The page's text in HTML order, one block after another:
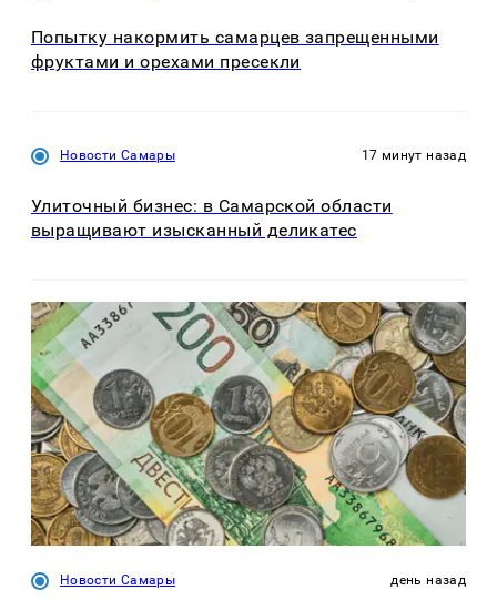
Попытку накормить самарцев запрещенными
фруктами и орехами пресекли
Новости Самары 17 минут назад
Улиточный бизнес: в Самарской области
выращивают изысканный деликатес
Новости Самары день назад